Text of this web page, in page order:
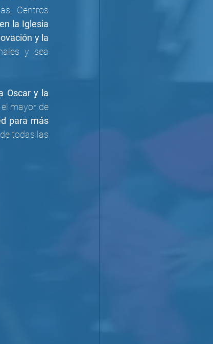
Centros
la Iglesia
y la
y sea
Oscar y la
el mayor de
para más
todas las